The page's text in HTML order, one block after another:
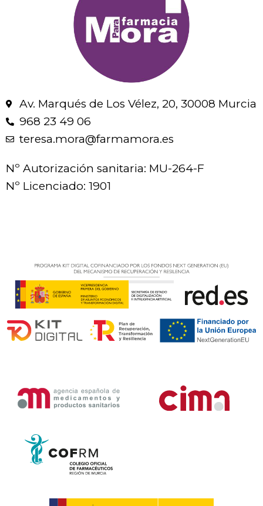
Av. Marqués de Los Vélez, 20, 30008 Murcia
968 23 49 06
teresa.mora@farmamora.es
Nº Autorización sanitaria: MU-264-F
Nº Licenciado: 1901